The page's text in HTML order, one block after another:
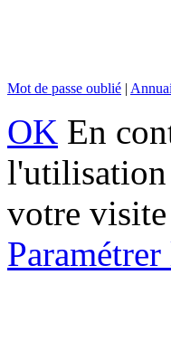
Mot de passe oublié |
OK En
l'utilisation
votre visite